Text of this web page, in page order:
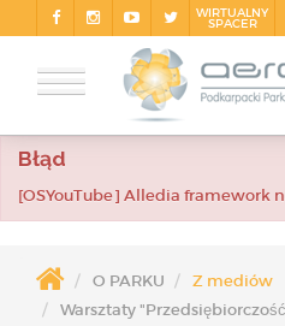
WIRTUALNY
SPACER
Błąd
[OSYouTube] Alledia framework
O PARKU
Z mediów
Warsztaty